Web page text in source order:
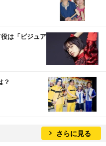
は「ビジュア
？
さらに見る